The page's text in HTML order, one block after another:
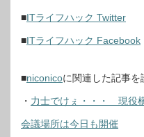
■ITライフハック Twitter
■ITライフハック Facebook
■niconicoに関連した記事を
・ 力士でけぇ・・・ 現役
会議場所は今日も開催